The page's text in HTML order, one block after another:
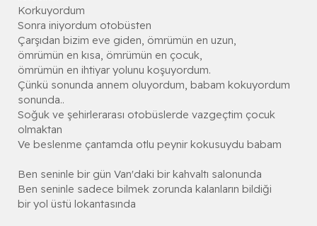
Korkuyordum
Sonra iniyordum otobüsten
Çarşıdan bizim eve giden, ömrümün en uzun,
ömrümün en kısa, ömrümün en çocuk,
ömrümün en ihtiyar yolunu koşuyordum.
Çünkü sonunda annem oluyordum, babam kokuyordum
sonunda..
Soğuk ve şehirlerarası otobüslerde vazgeçtim çocuk
olmaktan
Ve beslenme çantamda otlu peynir kokusuydu babam
Ben seninle bir gün Van'daki bir kahvaltı salonunda
Ben seninle sadece bilmek zorunda kalanların bildiği
bir yol üstü lokantasında